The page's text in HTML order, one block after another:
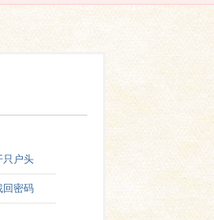
只户头
回密码